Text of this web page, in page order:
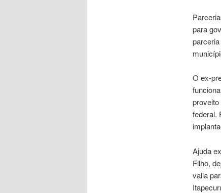
para
O ex-
federal.
Ajuda
Filho,
valia